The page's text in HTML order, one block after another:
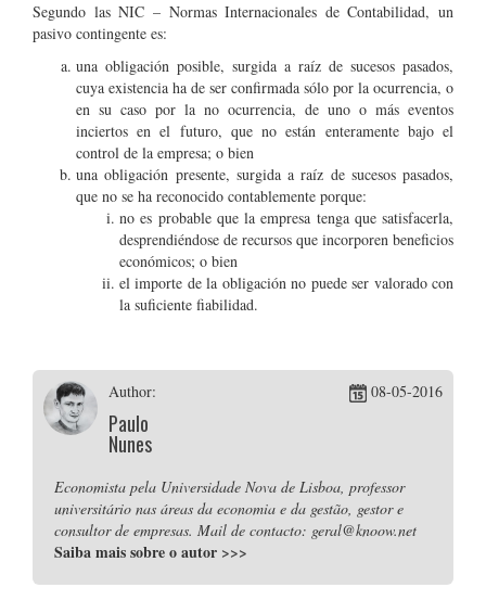
Segundo las NIC – Normas Internacionales de Contabilidad, un
pasivo contingente es:
una obligación posible, surgida a raíz de sucesos pasados,
cuya existencia ha de ser confirmada sólo por la ocurrencia, o
en su caso por la no ocurrencia, de uno o más eventos
inciertos en el futuro, que no están enteramente bajo el
control de la empresa; o bien
una obligación presente, surgida a raíz de sucesos pasados,
que no se ha reconocido contablemente porque:
no es probable que la empresa tenga que satisfacerla,
desprendiéndose de recursos que incorporen beneficios
económicos; o bien
el importe de la obligación no puede ser valorado con
la suficiente fiabilidad.
Author:
Paulo
Nunes
08-05-2016
Economista pela Universidade Nova de Lisboa, professor
universitário nas áreas da economia e da gestão, gestor e
consultor de empresas. Mail de contacto: geral@knoow.net
Saiba mais sobre o autor >>>